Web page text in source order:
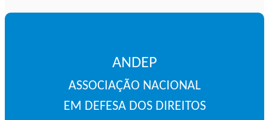
ANDEP
ASSOCIAÇÃO NACIONAL
EM DEFESA DOS DIREITOS